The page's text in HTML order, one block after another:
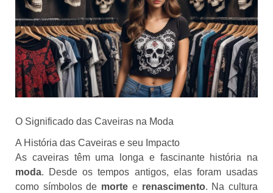
O Significado das Caveiras na Moda
A História das Caveiras e seu Impacto
As caveiras têm uma longa e fascinante história na
moda. Desde os tempos antigos, elas foram usadas
como símbolos de morte e renascimento. Na cultura